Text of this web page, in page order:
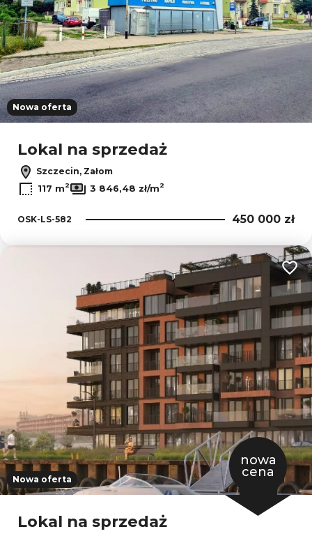
Nowa oferta
Lokal na sprzedaż
Szczecin, Załom
117 m2 3 846,48 zł/m2
OSK-LS-582 450 000 zł
Nowa oferta
nowa
cena
Lokal na sprzedaż